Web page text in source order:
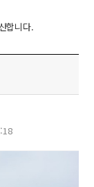
합니다.